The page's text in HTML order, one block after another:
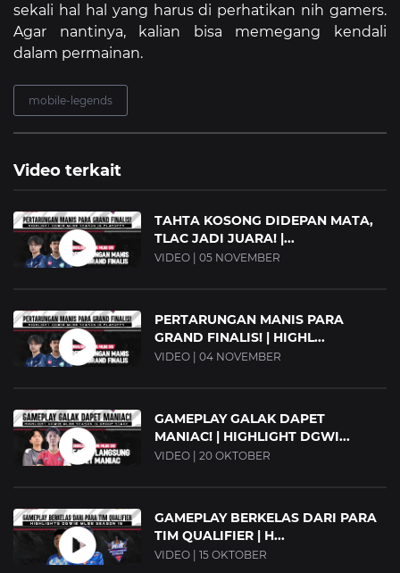
sekali hal hal yang harus di perhatikan nih gamers.
Agar nantinya, kalian bisa memegang kendali
dalam permainan.
mobile-legends
Video terkait
TAHTA KOSONG DIDEPAN MATA,
TLAC JADI JUARA! |...
VIDEO | 05 NOVEMBER
PERTARUNGAN MANIS PARA
GRAND FINALIS! | HIGHL...
VIDEO | 04 NOVEMBER
GAMEPLAY GALAK DAPET
MANIAC! | HIGHLIGHT DGWI...
VIDEO | 20 OKTOBER
GAMEPLAY BERKELAS DARI PARA
TIM QUALIFIER | H...
VIDEO | 15 OKTOBER